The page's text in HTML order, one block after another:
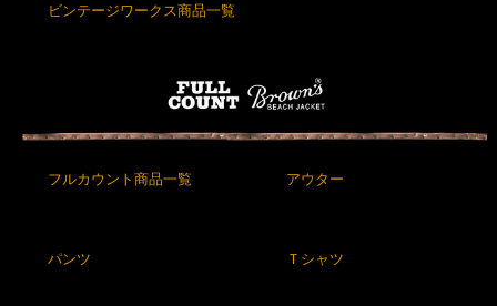
ビンテージワークス商品一覧
フルカウント商品一覧 アウター
パンツ Ｔシャツ